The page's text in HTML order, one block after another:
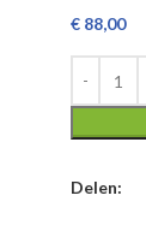
€88,00
Delen: